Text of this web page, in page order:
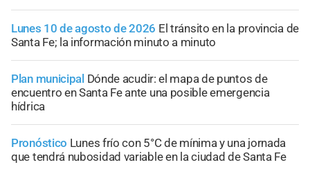
Lunes 10 de agosto de 2026 El tránsito en la provincia de
Santa Fe; la información minuto a minuto
Plan municipal Dónde acudir: el mapa de puntos de
encuentro en Santa Fe ante una posible emergencia
hídrica
Pronóstico Lunes frío con 5°C de mínima y una jornada
que tendrá nubosidad variable en la ciudad de Santa Fe